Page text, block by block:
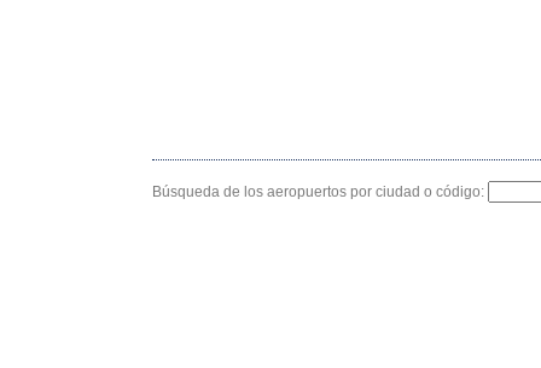
Búsqueda de los aeropuertos por ciudad o código: